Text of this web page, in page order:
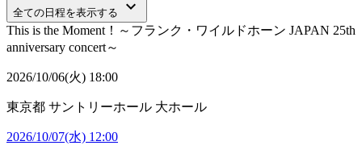
全ての日程を表示する keyboard_arrow_down
This is the Moment！～フランク・ワイルドホーン JAPAN 25th
anniversary concert～
2026/10/06(火) 18:00
東京都 サントリーホール 大ホール
2026/10/07(水) 12:00